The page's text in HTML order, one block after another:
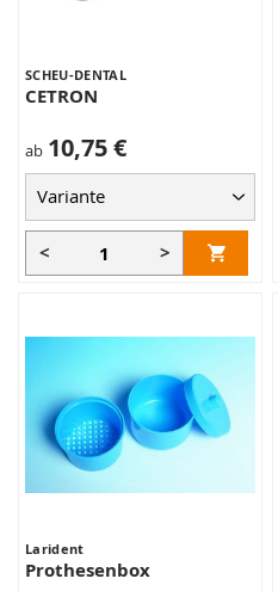
SCHEU-DENTAL
CETRON
ab 10,75 €
< >
Larident
Prothesenbox